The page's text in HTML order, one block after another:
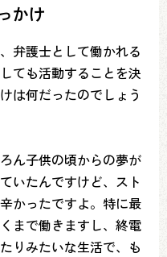
かけ
弁護士として働かれる
ても活動することを決
は何だったのでしょう
ん子供の頃からの夢が
いたんですけど、スト
かったですよ。特に最
まで働きますし、終電
りみたいな生活で、も